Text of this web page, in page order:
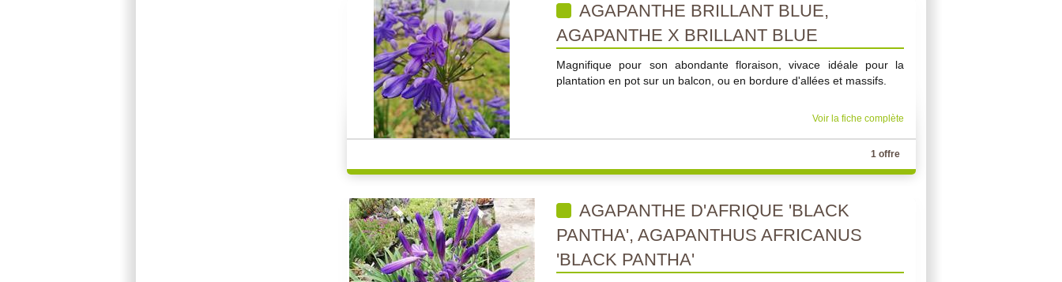
AGAPANTHE BRILLANT BLUE,
AGAPANTHE X BRILLANT BLUE
Magnifique pour son abondante floraison, vivace idéale pour la
plantation en pot sur un balcon, ou en bordure d'allées et massifs.
Voir la fiche complète
1 offre
AGAPANTHE D'AFRIQUE 'BLACK
PANTHA', AGAPANTHUS AFRICANUS
'BLACK PANTHA'